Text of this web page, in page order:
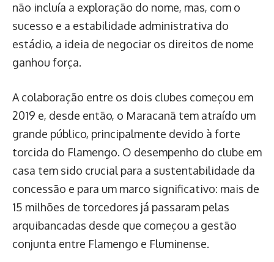
não incluía a exploração do nome, mas, com o
sucesso e a estabilidade administrativa do
estádio, a ideia de negociar os direitos de nome
ganhou força.
A colaboração entre os dois clubes começou em
2019 e, desde então, o Maracanã tem atraído um
grande público, principalmente devido à forte
torcida do Flamengo. O desempenho do clube em
casa tem sido crucial para a sustentabilidade da
concessão e para um marco significativo: mais de
15 milhões de torcedores já passaram pelas
arquibancadas desde que começou a gestão
conjunta entre Flamengo e Fluminense.